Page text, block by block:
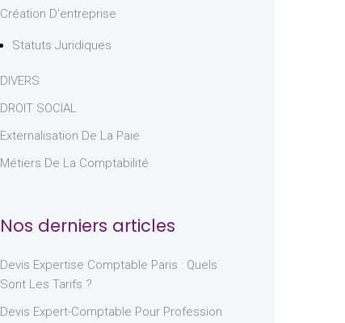
Création D'entreprise
Statuts Juridiques
DIVERS
DROIT SOCIAL
Externalisation De La Paie
Métiers De La Comptabilité
Nos derniers articles
Devis Expertise Comptable Paris : Quels
Sont Les Tarifs ?
Devis Expert-Comptable Pour Profession